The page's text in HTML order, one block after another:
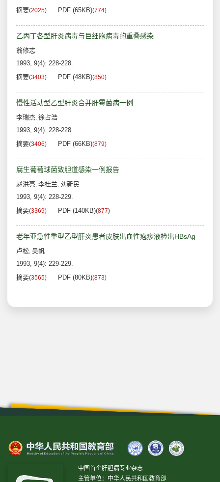
摘要(2025) PDF (65KB)(774)
乙丙丁各型肝炎病毒与巨细胞病毒的重叠感染
翁修志
1993, 9(4): 228-228.
摘要(3403) PDF (48KB)(850)
慢性活动型乙型肝炎合并肝霉菌病一例
李瑞杰, 徐占浩
1993, 9(4): 228-228.
摘要(3406) PDF (66KB)(879)
腐生葡萄球菌致胆道感染一例报告
赵洪亮, 李桂兰, 刘新民
1993, 9(4): 228-229.
摘要(3369) PDF (140KB)(877)
老年亚急性重型乙型肝炎患者皮肤出血性疱疹液检出HBsAg
卢松, 吴帆
1993, 9(4): 229-229.
摘要(3565) PDF (80KB)(873)
中国首个肝胆病专业杂志
主管单位：中华人民共和国教育部